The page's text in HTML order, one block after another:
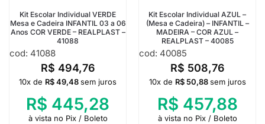
Kit Escolar Individual VERDE
Mesa e Cadeira INFANTIL 03 a 06
Anos COR VERDE – REALPLAST –
41088
cod: 41088
R$ 494,76
10x de R$49,48sem juros
R$ 445,28
à vista no Pix / Boleto
Kit Escolar Individual AZUL –
(Mesa e Cadeira) – INFANTIL –
MADEIRA – COR AZUL –
REALPLAST – 40085
cod: 40085
R$ 508,76
10x de R$50,88 sem juros
R$ 457,88
à vista no Pix / Boleto